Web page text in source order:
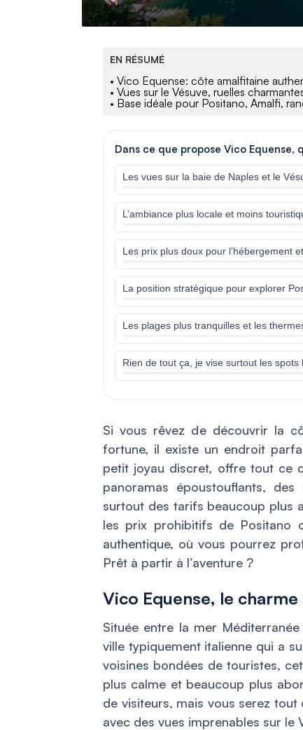
EN RÉSUMÉ
• Vico Equense: côte amalfitaine
• Vues sur le Vésuve, ruelles
• Base idéale pour Positano, Amalfi,
Dans ce que propose Vico Equense,
Les vues sur la baie de Naples et le
L’ambiance plus locale et moins
Les prix plus doux pour l’hébergement
La position stratégique pour explorer
Les plages plus tranquilles et les
Rien de tout ça, je vise surtout les spots
Si vous rêvez de découvrir la
fortune, il existe un endroit
petit joyau discret, offre tout ce
panoramas époustouflants,
surtout des tarifs beaucoup plus
les prix prohibitifs de Positano
authentique, où vous pourrez
Prêt à partir à l’aventure ?
Vico Equense, le
Située entre la mer
ville typiquement italienne qui a
voisines bondées de touristes,
plus calme et beaucoup plus
de visiteurs, mais vous serez
avec des vues imprenables sur le